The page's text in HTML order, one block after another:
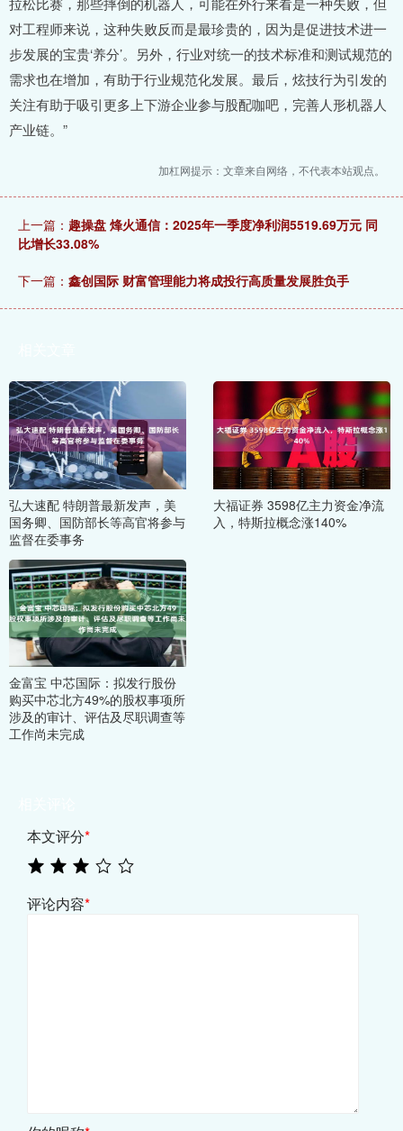
对工程师来说，这种失败反而是最珍贵的，因为是促进技术进一
步发展的宝贵‘养分’。另外，行业对统一的技术标准和测试规范的
需求也在增加，有助于行业规范化发展。最后，炫技行为引发的
关注有助于吸引更多上下游企业参与股配咖吧，完善人形机器人
产业链。”
加杠网提示：文章来自网络，不代表本站观点。
上一篇： 趣操盘 烽火通信：2025年一季度净利润5519.69万元 同
比增长33.08%
下一篇： 鑫创国际 财富管理能力将成投行高质量发展胜负手
弘大速配 特朗普最新发声，美
国务卿、国防部长等高官将参与
监督在委事务
大福证券 3598亿主力资金净流
入，特斯拉概念涨140%
金富宝 中芯国际：拟发行股份
购买中芯北方49%的股权事项所
涉及的审计、评估及尽职调查等
工作尚未完成
本文评分*
评论内容*